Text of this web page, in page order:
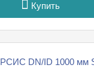
Купить